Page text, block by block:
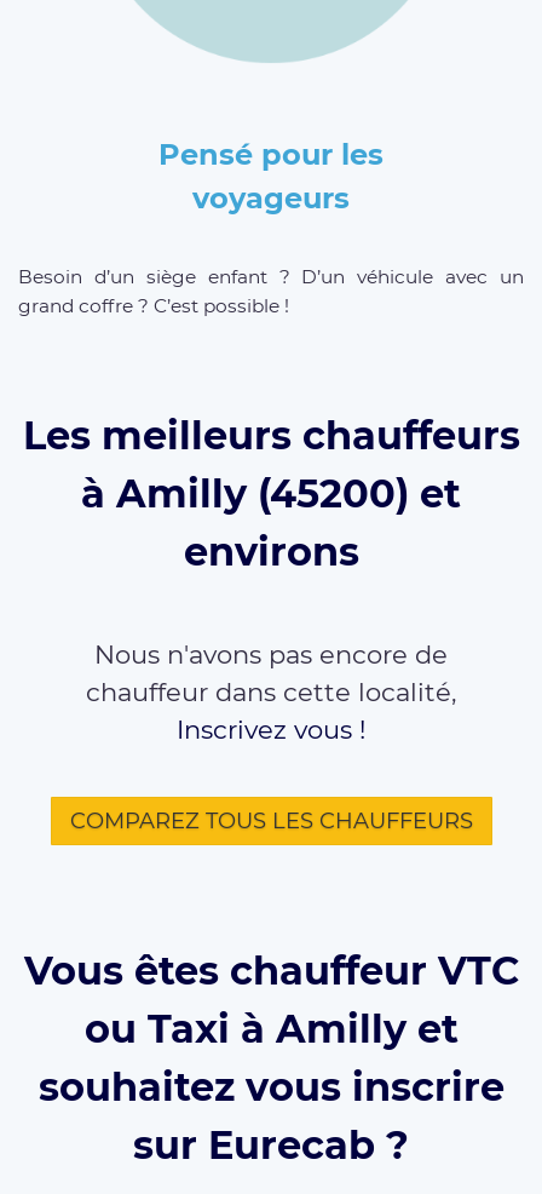
Pensé pour les
voyageurs
Besoin d’un siège enfant ? D’un véhicule avec un
grand coffre ? C’est possible !
Les meilleurs chauffeurs
à Amilly (45200) et
environs
Nous n'avons pas encore de
chauffeur dans cette localité,
Inscrivez vous !
COMPAREZ TOUS LES CHAUFFEURS
Vous êtes chauffeur VTC
ou Taxi à Amilly et
souhaitez vous inscrire
sur Eurecab ?